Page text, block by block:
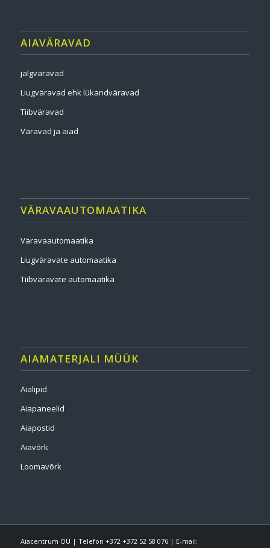
AIAVÄRAVAD
jalgväravad
Liugväravad ehk lükandväravad
Tiibväravad
Väravad ja aiad
VÄRAVAAUTOMAATIKA
Väravaautomaatika
Liugväravate automaatika
Tiibväravate automaatika
AIAMATERJALI MÜÜK
Aialipid
Aiapaneelid
Aiapostid
Aiavõrk
Loomavõrk
Aiacentrum OÜ | Telefon +372 +372 52 58 076 | E-mail: